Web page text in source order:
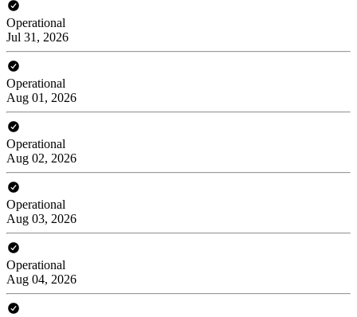
Operational
Jul 31, 2026
Operational
Aug 01, 2026
Operational
Aug 02, 2026
Operational
Aug 03, 2026
Operational
Aug 04, 2026